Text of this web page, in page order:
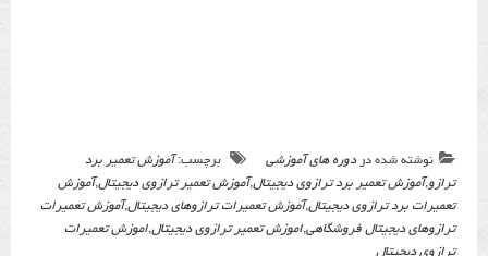
نوشته شده دردوره های آموزشی برچسب:آموزش تعمیر برد
ترازو,آموزش تعمیر برد ترازوی دیجیتال,آموزش تعمیر ترازوی دیجیتال,آموزش
تعمیرات برد ترازوی دیجیتال,آموزش تعمیرات ترازوهای دیجیتال,آموزش تعمیرات
ترازوهای دیجیتال فروشگاهی,اموزش تعمیر ترازوی دیجیتال,اموزش تعمیرات
ترازوی دیجیتال